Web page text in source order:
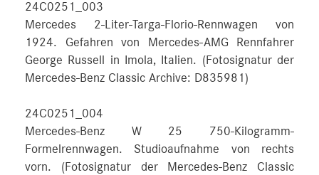
24C0251_003
Mercedes 2-Liter-Targa-Florio-Rennwagen von
1924. Gefahren von Mercedes-AMG Rennfahrer
George Russell in Imola, Italien. (Fotosignatur der
Mercedes-Benz Classic Archive: D835981)
24C0251_004
Mercedes-Benz W 25 750-Kilogramm-
Formelrennwagen. Studioaufnahme von rechts
vorn. (Fotosignatur der Mercedes-Benz Classic